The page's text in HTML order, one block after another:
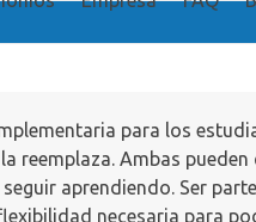
para los
reemplaza. Ambas
aprendiendo. Ser
necesaria para